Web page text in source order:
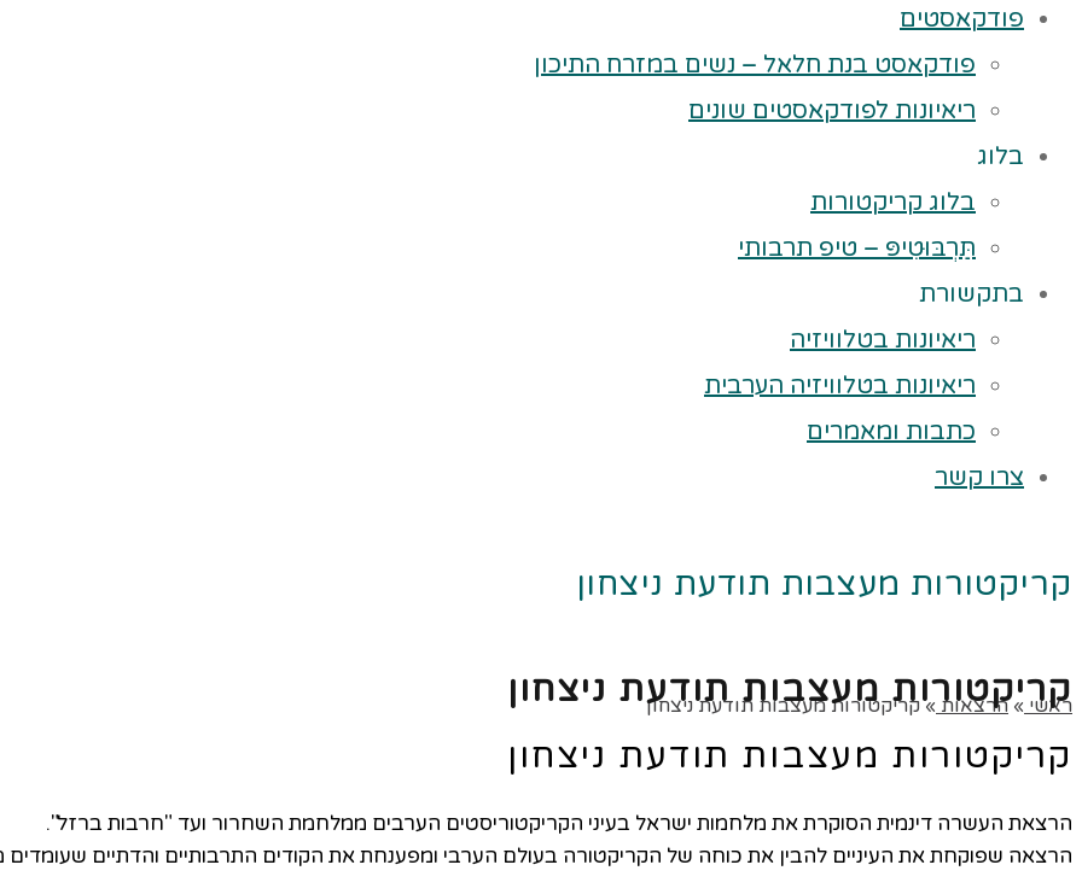
פודקאסטים
פודקאסט בנת חלאל – נשים במזרח התיכון
ריאיונות לפודקאסטים שונים
בלוג
בלוג קריקטורות
תַּרְבּוּטִיפּ – טיפ תרבותי
בתקשורת
ריאיונות בטלוויזיה
ריאיונות בטלוויזיה הערבית
כתבות ומאמרים
צרו קשר
קריקטורות מעצבות תודעת ניצחון
ראשי » הרצאות » קריקטורות מעצבות תודעת ניצחון
קריקטורות מעצבות תודעת ניצחון
קריקטורות מעצבות תודעת ניצחון
הרצאת העשרה דינמית הסוקרת את מלחמות ישראל בעיני הקריקטוריסטים הערבים ממלחמת השחרור ועד "חרבות ברזל".
הרצאה שפוקחת את העיניים להבין את כוחה של הקריקטורה בעולם הערבי ומפענחת את הקודים התרבותיים והדתיים שעומדים